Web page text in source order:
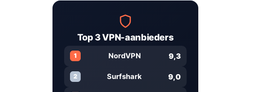
Top 3 VPN-aanbieders
1 NordVPN 9,3
2 Surfshark 9,0